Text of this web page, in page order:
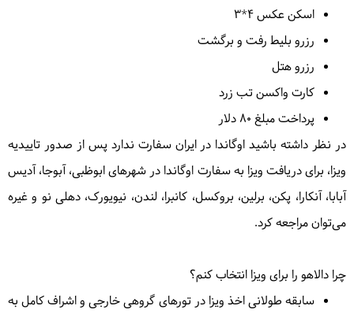
اسکن عکس 4*3
رزرو بلیط رفت و برگشت
رزرو هتل
کارت واکسن تب زرد
پرداخت مبلغ 80 دلار
در نظر داشته باشید اوگاندا در ایران سفارت ندارد پس از صدور تاییدیه
ویزا، برای دریافت ویزا به سفارت اوگاندا درشهرهای ابوظبی، آبوجا، آدیس
آبابا، آنکارا، پکن، برلین، بروکسل، کانبرا، لندن، نیویورک، دهلی نو و غیره
می‌توان مراجعه کرد.
چرا دالاهو را برای ویزا انتخاب کنم؟
سابقه‌ طولانی اخذ ویزا در تورهای گروهی خارجی و اشراف کامل به